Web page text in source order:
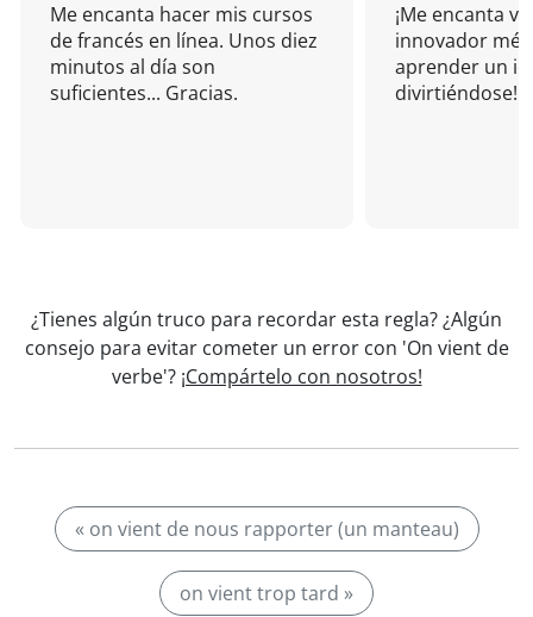
Me encanta hacer mis cursos
de francés en línea. Unos diez
minutos al día son
suficientes... Gracias.
¡Me encanta
innovador
aprender un
divirtiéndose!
¿Tienes algún truco para recordar esta regla? ¿Algún
consejo para evitar cometer un error con 'On vient de
verbe'? ¡Compártelo con nosotros!
« on vient de nous rapporter (un manteau)
on vient trop tard »